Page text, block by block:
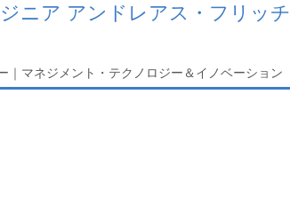
ニア アンドレアス・フリッチ
｜マネジメント・テクノロジー＆イノベーション